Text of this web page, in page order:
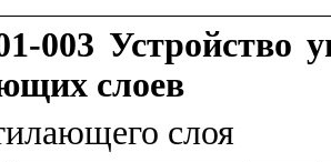
003 Устройство
слоев
слоя